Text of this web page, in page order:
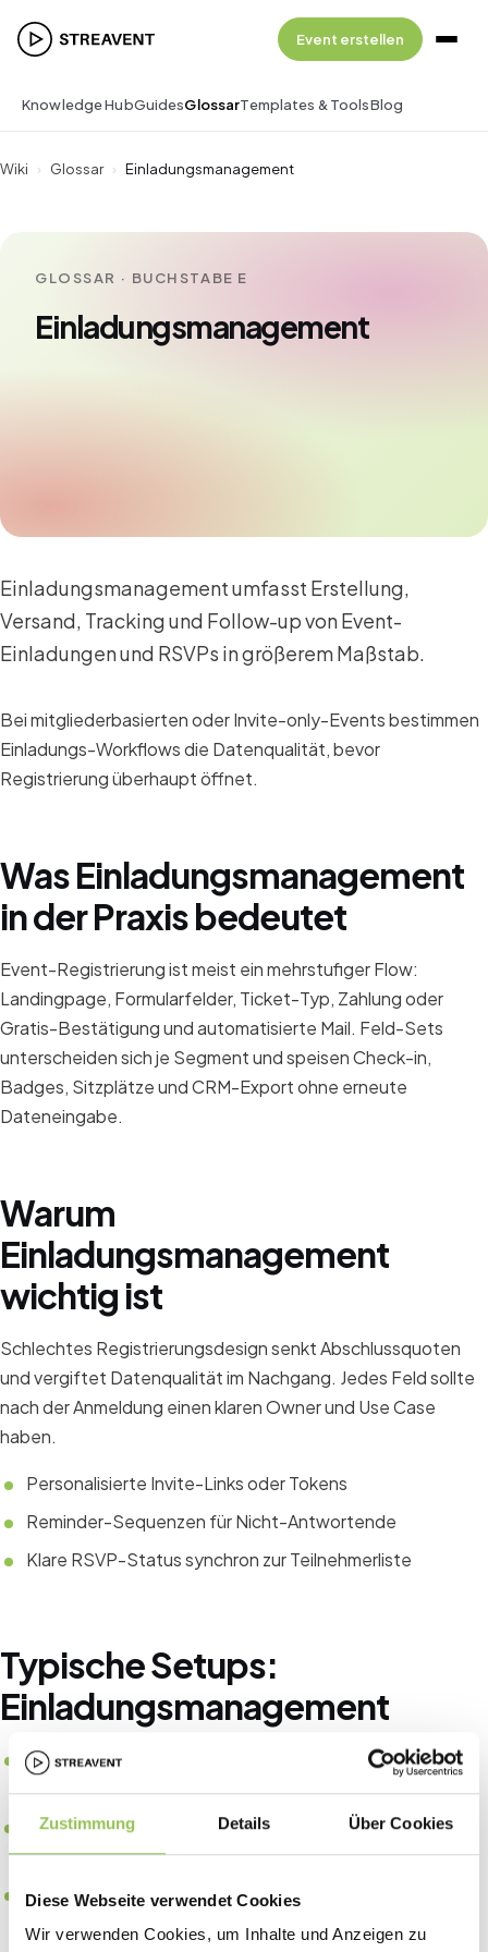
Zustimmung Details Über Cookies
Diese Webseite verwendet Cookies
Wir verwenden Cookies, um Inhalte und Anzeigen zu
Event erstellen
Knowledge HubGuidesGlossarTemplates & ToolsBlog
Wiki › Glossar › Einladungsmanagement
GLOSSAR · BUCHSTABE E
Einladungsmanagement
Einladungsmanagement umfasst Erstellung,
Versand, Tracking und Follow-up von Event-
Einladungen und RSVPs in größerem Maßstab.
Bei mitgliederbasierten oder Invite-only-Events bestimmen
Einladungs-Workflows die Datenqualität, bevor
Registrierung überhaupt öffnet.
Was Einladungsmanagement
in der Praxis bedeutet
Event-Registrierung ist meist ein mehrstufiger Flow:
Landingpage, Formularfelder, Ticket-Typ, Zahlung oder
Gratis-Bestätigung und automatisierte Mail. Feld-Sets
unterscheiden sich je Segment und speisen Check-in,
Badges, Sitzplätze und CRM-Export ohne erneute
Dateneingabe.
Warum
Einladungsmanagement
wichtig ist
Schlechtes Registrierungsdesign senkt Abschlussquoten
und vergiftet Datenqualität im Nachgang. Jedes Feld sollte
nach der Anmeldung einen klaren Owner und Use Case
haben.
Personalisierte Invite-Links oder Tokens
Reminder-Sequenzen für Nicht-Antwortende
Klare RSVP-Status synchron zur Teilnehmerliste
Typische Setups:
Einladungsmanagement
Mehrstufige Formulare mit Save-and-Resume für
komplexe B2B-Events
Firmenrechnung und PO-Felder für Enterprise-
Ticketkäufer
UTM- und Referral-Tracking auf der Registrierungs-URL